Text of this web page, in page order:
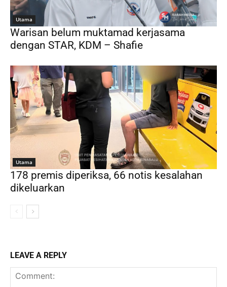
Utama
Warisan belum muktamad kerjasama
dengan STAR, KDM – Shafie
Utama
178 premis diperiksa, 66 notis kesalahan
dikeluarkan
LEAVE A REPLY